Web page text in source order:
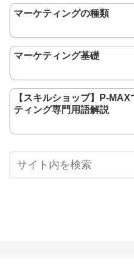
マーケティングの種類
マーケティング基礎
【スキルショップ】P-
ティング専門用語解説